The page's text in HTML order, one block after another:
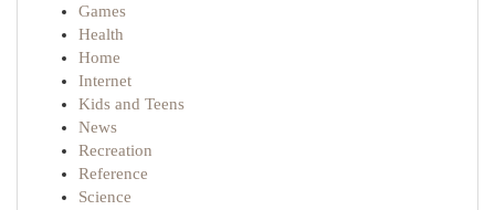
Games
Health
Home
Internet
Kids and Teens
News
Recreation
Reference
Science